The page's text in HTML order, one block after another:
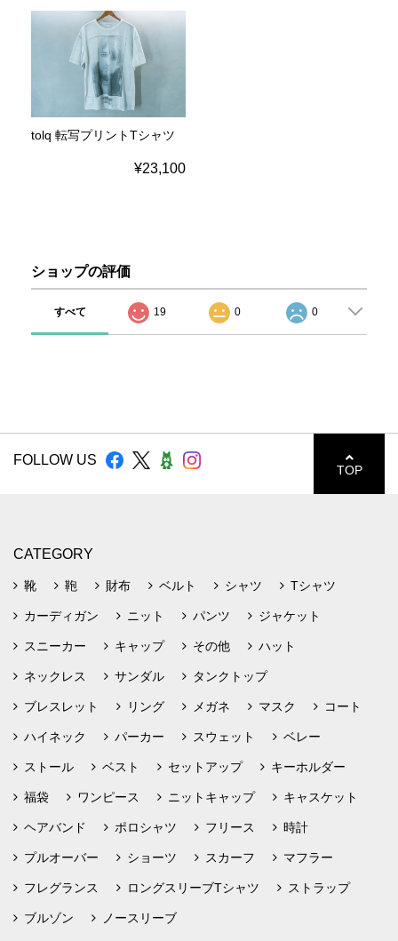
tolq 転写プリントTシャツ
¥23,100
ショップの評価
すべて 19 0 0
FOLLOW US
TOP
CATEGORY
靴 鞄 財布 ベルト シャツ Tシャツ
カーディガン ニット パンツ ジャケット
スニーカー キャップ その他 ハット
ネックレス サンダル タンクトップ
ブレスレット リング メガネ マスク コート
ハイネック パーカー スウェット ベレー
ストール ベスト セットアップ キーホルダー
福袋 ワンピース ニットキャップ キャスケット
ヘアバンド ポロシャツ フリース 時計
プルオーバー ショーツ スカーフ マフラー
フレグランス ロングスリーブTシャツ ストラップ
ブルゾン ノースリーブ